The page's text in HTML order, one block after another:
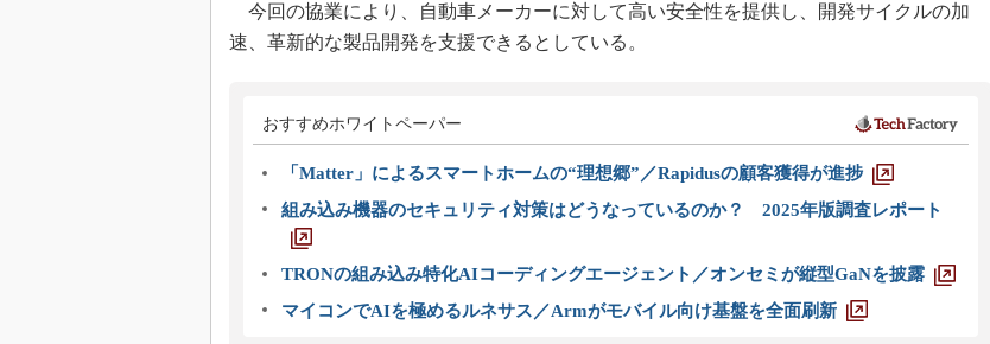
新型コロナへの対応
今回の協業により、自動車メーカーに対して高い安全性を提供し、開発サイクルの加
速、革新的な製品開発を支援できるとしている。
おすすめホワイトペーパー
「Matter」によるスマートホームの“理想郷”／Rapidusの顧客獲得が進捗
組み込み機器のセキュリティ対策はどうなっているのか？ 2025年版調査レポート
TRONの組み込み特化AIコーディングエージェント／オンセミが縦型GaNを披露
マイコンでAIを極めるルネサス／Armがモバイル向け基盤を全面刷新